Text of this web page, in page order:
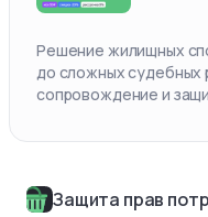
Решение жилищных
до сложных судебных
сопровождение и
Защита прав